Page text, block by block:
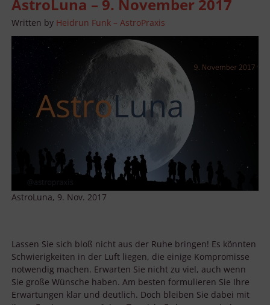
AstroLuna – 9. November 2017
Written by Heidrun Funk – AstroPraxis
AstroLuna, 9. Nov. 2017
Lassen Sie sich bloß nicht aus der Ruhe bringen! Es könnten
Schwierigkeiten in der Luft liegen, die einige Kompromisse
notwendig machen. Erwarten Sie nicht zu viel, auch wenn
Sie große Wünsche haben. Am besten formulieren Sie Ihre
Erwartungen klar und deutlich. Doch bleiben Sie dabei mit